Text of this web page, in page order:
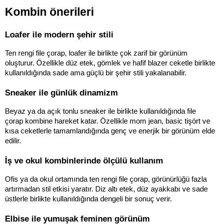
Kombin önerileri
Loafer ile modern şehir stili
Ten rengi file çorap, loafer ile birlikte çok zarif bir görünüm
oluşturur. Özellikle düz etek, gömlek ve hafif blazer ceketle birlikte
kullanıldığında sade ama güçlü bir şehir stili yakalanabilir.
Sneaker ile günlük dinamizm
Beyaz ya da açık tonlu sneaker ile birlikte kullanıldığında file
çorap kombine hareket katar. Özellikle mom jean, basic tişört ve
kısa ceketlerle tamamlandığında genç ve enerjik bir görünüm elde
edilir.
İş ve okul kombinlerinde ölçülü kullanım
Ofis ya da okul ortamında ten rengi file çorap, görünürlüğü fazla
artırmadan stil etkisi yaratır. Diz altı etek, düz ayakkabı ve sade
üstlerle birlikte kullanıldığında dengeli bir sonuç verir.
Elbise ile yumuşak feminen görünüm